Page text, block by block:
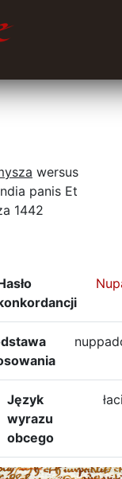
wersus
panis Et
1442
Język
wyrazu
obcego